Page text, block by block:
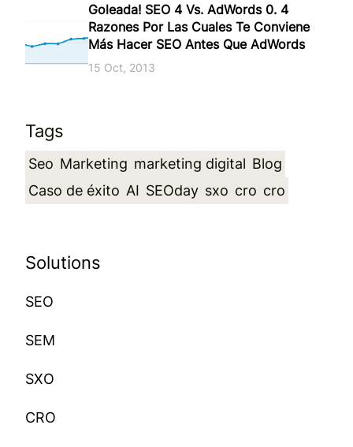
Goleada! SEO 4 Vs. AdWords 0. 4
Razones Por Las Cuales Te Conviene
Más Hacer SEO Antes Que AdWords
15 Oct, 2013
Tags
Seo Marketing marketing digital Blog
Caso de éxito AI SEOday sxo cro cro
Solutions
SEO
SEM
SXO
CRO